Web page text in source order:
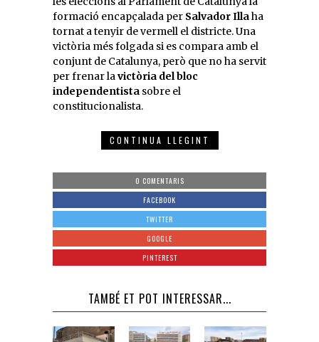
formació encapçalada per Salvador Illaha
tornat a tenyir de vermell el districte. Una
victòria més folgada si es compara amb el
conjunt de Catalunya, però que no ha servit
per frenar lavictòria del bloc
independentista sobre el
constitucionalista.
CONTINUA LLEGINT
0 COMENTARIS
FACEBOOK
TWITTER
GOOGLE
PINTEREST
TAMBÉ ET POT INTERESSAR...